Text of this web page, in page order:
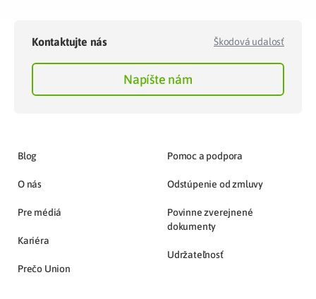
Kontaktujte nás Škodová udalosť
Napíšte nám
Blog
O nás
Pre médiá
Kariéra
Prečo Union
Pomoc a podpora
Odstúpenie od zmluvy
Povinne zverejnené
dokumenty
Udržateľnosť